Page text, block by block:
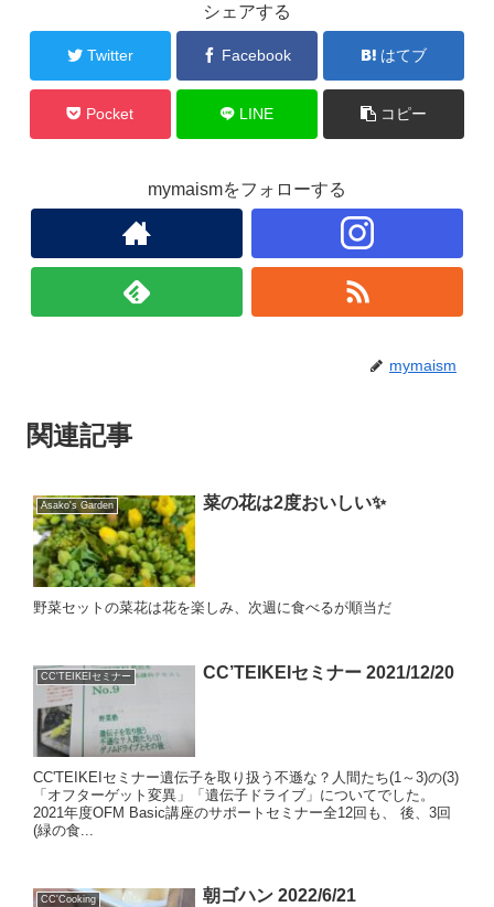
o
k
シェアする
Twitter Facebook はてブ
Pocket LINE コピー
mymaismをフォローする
mymaism
関連記事
Asako's Garden 菜の花は2度おいしい✨
野菜セットの菜花は花を楽しみ、次週に食べるが順当だ
CC'TEIKEIセミナー CC’TEIKEIセミナー 2021/12/20
CC'TEIKEIセミナー遺伝子を取り扱う不遜な？人間たち(1～3)の(3)
「オフターゲット変異」「遺伝子ドライブ」についてでした。
2021年度OFM Basic講座のサポートセミナー全12回も、 後、3回
(緑の食...
CC'Cooking 朝ゴハン 2022/6/21